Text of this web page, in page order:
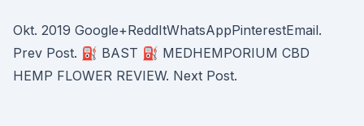
Okt. 2019 Google+ReddItWhatsAppPinterestEmail.
Prev Post. ⛽ BAST ⛽ MEDHEMPORIUM CBD
HEMP FLOWER REVIEW. Next Post.